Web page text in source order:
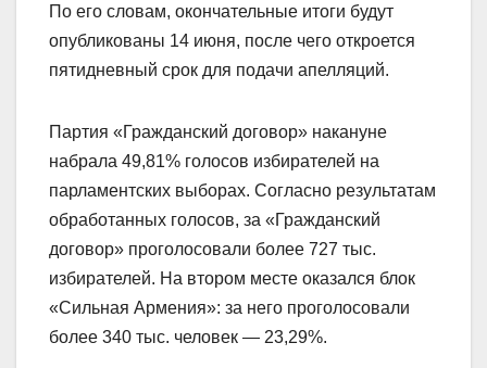
По его словам, окончательные итоги будут
опубликованы 14 июня, после чего откроется
пятидневный срок для подачи апелляций.
Партия «Гражданский договор» накануне
набрала 49,81% голосов избирателей на
парламентских выборах. Согласно результатам
обработанных голосов, за «Гражданский
договор» проголосовали более 727 тыс.
избирателей. На втором месте оказался блок
«Сильная Армения»: за него проголосовали
более 340 тыс. человек — 23,29%.